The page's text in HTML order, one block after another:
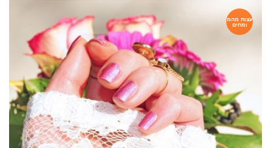
עצות מהמ
ומחים